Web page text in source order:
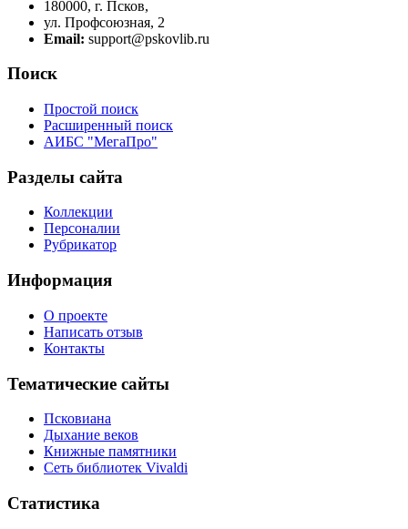
180000, г. Псков,
ул. Профсоюзная, 2
Email: support@pskovlib.ru
Поиск
Простой поиск
Расширенный поиск
АИБС "МегаПро"
Разделы сайта
Коллекции
Персоналии
Рубрикатор
Информация
О проекте
Написать отзыв
Контакты
Тематические сайты
Псковиана
Дыхание веков
Книжные памятники
Сеть библиотек Vivaldi
Статистика